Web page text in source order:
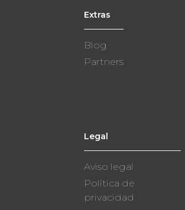
Extras
Blog
Partners
Legal
Aviso legal
Política de
privacidad